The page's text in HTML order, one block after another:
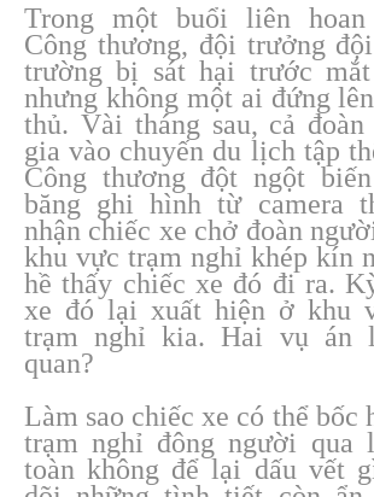
Trong một buổi liên hoan
Công thương, đội trưởng
trường bị sát hại trước
nhưng không một ai đứng
thủ. Vài tháng sau, cả
gia vào chuyến du lịch tập
Công thương đột ngột
băng ghi hình từ camera
nhận chiếc xe chở đoàn
khu vực trạm nghỉ khép kín
hề thấy chiếc xe đó đi ra.
xe đó lại xuất hiện ở khu
trạm nghỉ kia. Hai vụ án
quan?
Làm sao chiếc xe có thể bốc
trạm nghỉ đông người qua
toàn không để lại dấu vết